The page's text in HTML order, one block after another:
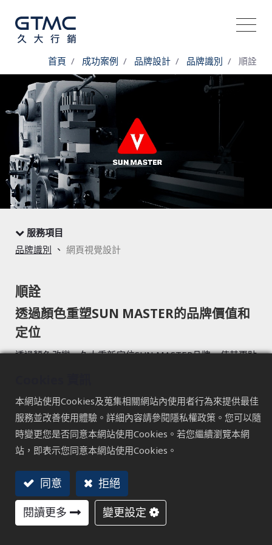
首頁 成功案例 品牌設計 品牌識別 順詮
服務項目
品牌識別 、 網頁視覺設計
順詮
透過顏色重塑SUN MASTER的品牌價值和
定位
透過顏色改變，久大重新定位SUN MASTER品牌，使其更貼
識度。其次，我們重新調整了識別顏色，並將其應用於所有
視覺元素，包括機台配色。這些改變將有助於提升SUN
MASTER品牌的價值和定位，使其更能在國際市場中脫穎而
出。
以下是久大規劃的視覺整合，讓您更直觀地了解品牌優化後
的效果。
造訪網站
本網站使用Cookies及蒐集相關網站內使用者行為來提供最佳
服務並改善使用體驗。詳細內容請參閱隱私權政策。您可以隨
時變更您是否同意本網站使用Cookies。若您繼續瀏覽本網
站，即表示您同意本網站使用Cookies。
同意
拒絕
閱讀更多
變更設定